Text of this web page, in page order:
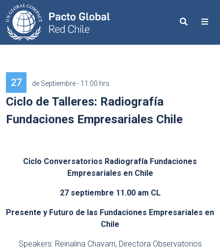
Search
27 de Septiembre - 11:00 hrs
Ciclo de Talleres: Radiografía
Fundaciones Empresariales Chile
Ciclo Conversatorios Radiografía Fundaciones
Empresariales en Chile
27 septiembre 11.00 am CL
Presente y Futuro de las Fundaciones Empresariales en
Chile
Speakers: Reinalina Chavarri, Directora Observatorios